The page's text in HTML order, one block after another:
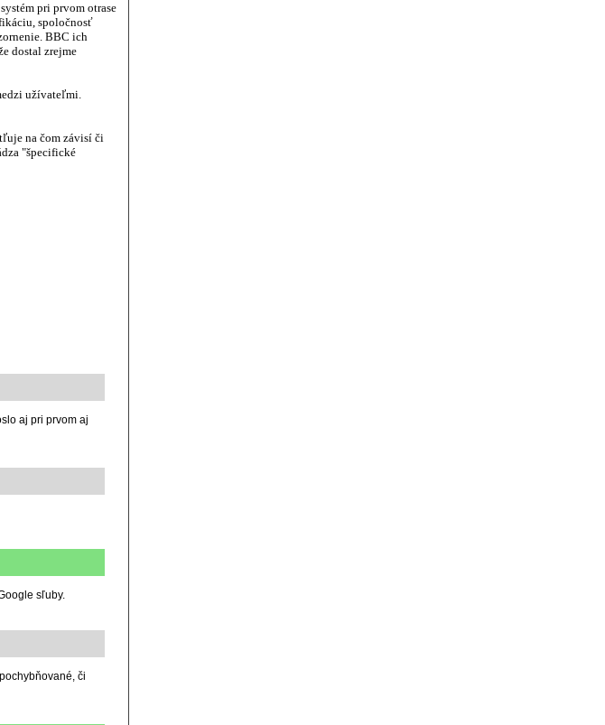
pri prvom otrase
spoločnosť
BBC ich
dostal zrejme
užívateľmi.
na čom závisí či
"špecifické
aj pri prvom aj
sľuby.
či